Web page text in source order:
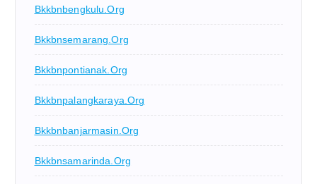
Bkkbnbengkulu.org
Bkkbnsemarang.org
Bkkbnpontianak.org
Bkkbnpalangkaraya.org
Bkkbnbanjarmasin.org
Bkkbnsamarinda.org